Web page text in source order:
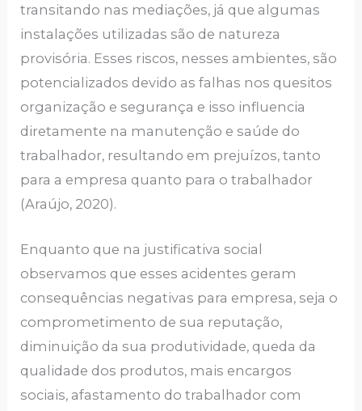
transitando nas mediações, já que algumas
instalações utilizadas são de natureza
provisória. Esses riscos, nesses ambientes, são
potencializados devido as falhas nos quesitos
organização e segurança e isso influencia
diretamente na manutenção e saúde do
trabalhador, resultando em prejuízos, tanto
para a empresa quanto para o trabalhador
(Araújo, 2020).
Enquanto que na justificativa social
observamos que esses acidentes geram
consequências negativas para empresa, seja o
comprometimento de sua reputação,
diminuição da sua produtividade, queda da
qualidade dos produtos, mais encargos
sociais, afastamento do trabalhador com